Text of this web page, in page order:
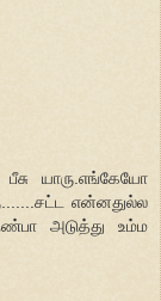
யாரு.எங்கேயோ
என்னதுல்ல
அடுத்து உம்ம